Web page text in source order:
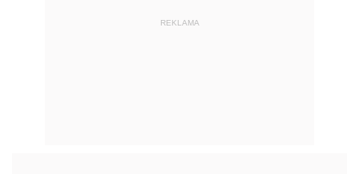
REKLAMA